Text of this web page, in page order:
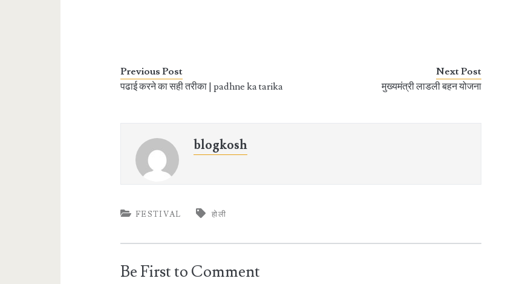
Previous Post
पढाई करने का सही तरीका | padhne ka tarika
Next Post
मुख्यमंत्री लाडली बहन योजना
blogkosh
FESTIVAL होली
Be First to Comment